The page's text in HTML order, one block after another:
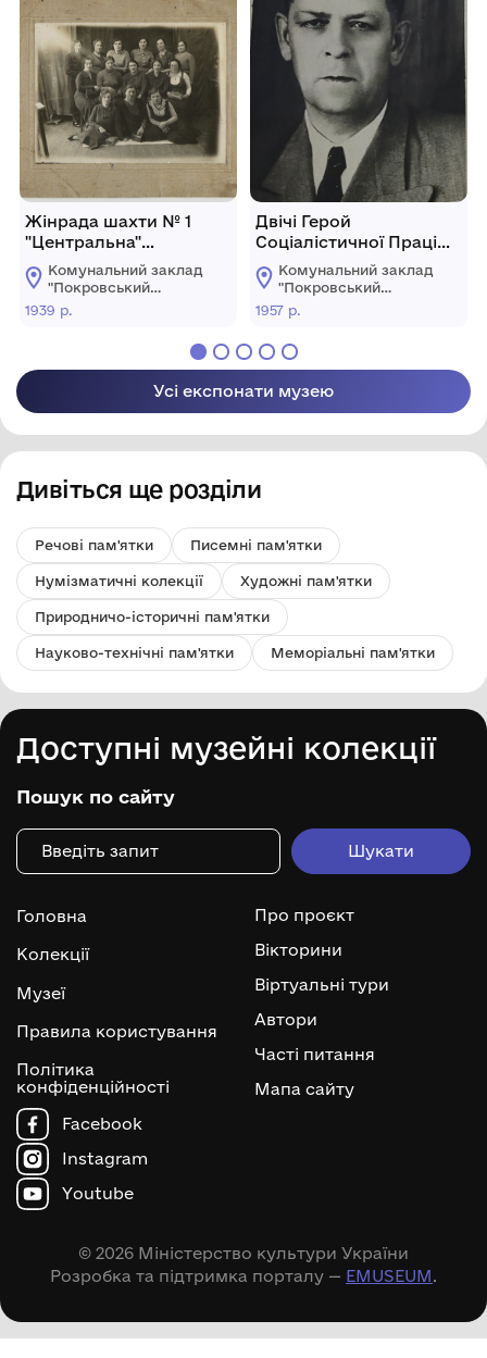
Жінрада шахти № 1
"Центральна"
об’єднання
«Красноармійськвугілля».
Комунальний заклад
"Покровський
історичний музей"
1939 р.
Двічі Герой
Соціалістичної Праці
Бридько Іван Іванович,
начальник дільниці
шахти 5-6 ім.
Димитрова
виробничого
об'єднання
"Красноармійськвугілля",
праці.
Комунальний заклад
"Покровський
історичний музей"
1957 р.
Усі експонати музею
Дивіться ще розділи
Речові пам'ятки Писемні пам'ятки
Нумізматичні колекції Художні пам'ятки
Природничо-історичні пам'ятки
Науково-технічні пам'ятки Меморіальні пам'ятки
Доступні музейні колекції
Пошук по сайту
Головна
Колекції
Музеї
Правила користування
Політика
конфіденційності
Про проєкт
Вікторини
Віртуальні тури
Автори
Часті питання
Мапа сайту
Facebook
Instagram
Youtube
© 2026 Міністерство культури України
Розробка та підтримка порталу — EMUSEUM.